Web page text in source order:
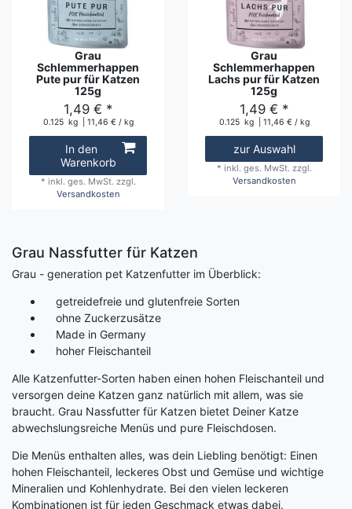
Grau
Schlemmerhappen
Pute pur für Katzen
125g
1,49 € *
0.125 kg | 11,46 € / kg
In den
Warenkorb
* inkl. ges. MwSt. zzgl.
Versandkosten
Grau
Schlemmerhappen
Lachs pur für Katzen
125g
1,49 € *
0.125 kg | 11,46 € / kg
zur Auswahl
* inkl. ges. MwSt. zzgl.
Versandkosten
Grau Nassfutter für Katzen
Grau - generation pet Katzenfutter im Überblick:
getreidefreie und glutenfreie Sorten
ohne Zuckerzusätze
Made in Germany
hoher Fleischanteil
Alle Katzenfutter-Sorten haben einen hohen Fleischanteil und
versorgen deine Katzen ganz natürlich mit allem, was sie
braucht. Grau Nassfutter für Katzen bietet Deiner Katze
abwechslungsreiche Menüs und pure Fleischdosen.
Die Menüs enthalten alles, was dein Liebling benötigt: Einen
hohen Fleischanteil, leckeres Obst und Gemüse und wichtige
Mineralien und Kohlenhydrate. Bei den vielen leckeren
Kombinationen ist für jeden Geschmack etwas dabei.